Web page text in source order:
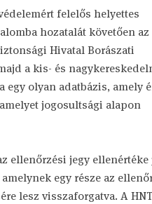
felelős helyettes
hozatalát követően az
Hivatal Borászati
a kis- és
olyan adatbázis, amely
jogosultsági alapon
ellenőrzési jegy
egy része az
lesz visszaforgatva. A